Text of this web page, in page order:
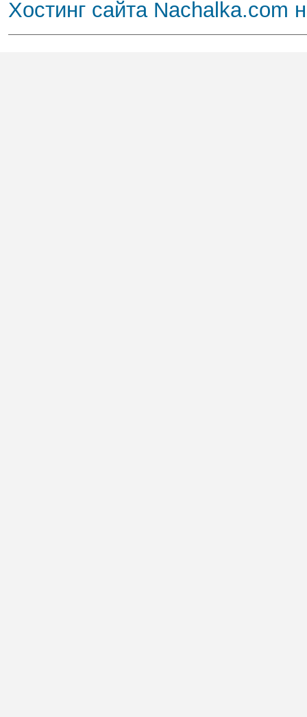
Хостинг сайта Nachalka.com